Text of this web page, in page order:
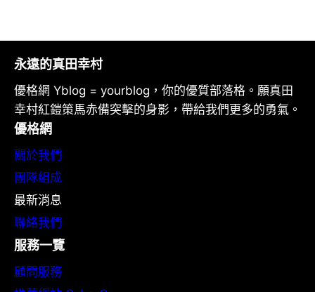
永遠的真田幸村
優格網 Yblog = yourblog，你的優質部落格。願真田
幸村紅鎧策馬赤備突擊的身影，帶給我們更多的勇氣。
優格網
關於我們
團隊組成
最新消息
聯絡我們
服務一覽
顧問服務